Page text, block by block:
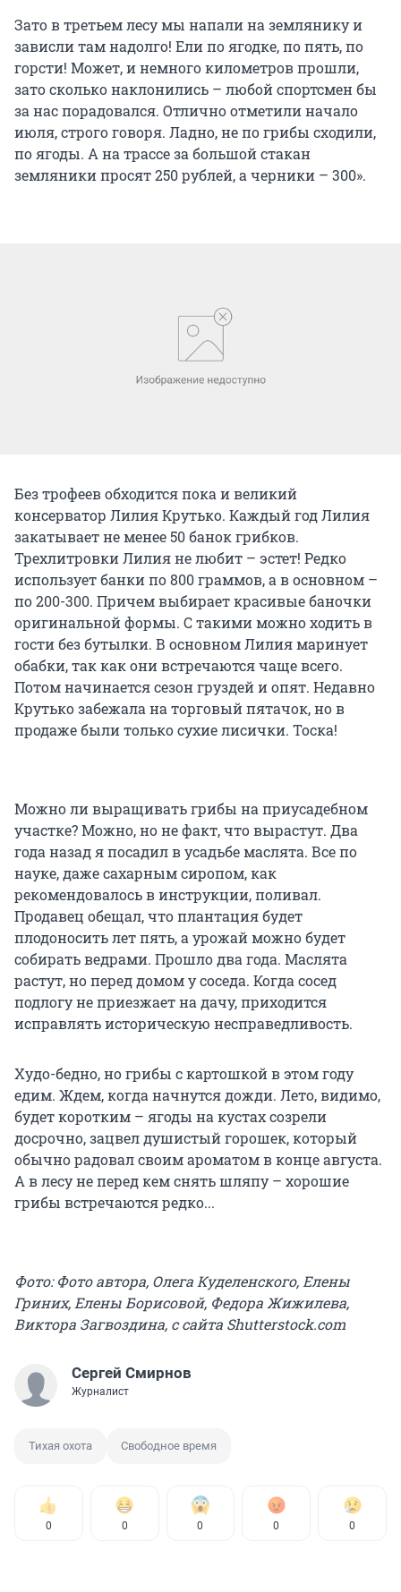
Зато в третьем лесу мы напали на землянику и
зависли там надолго! Ели по ягодке, по пять, по
горсти! Может, и немного километров прошли,
зато сколько наклонились – любой спортсмен бы
за нас порадовался. Отлично отметили начало
июля, строго говоря. Ладно, не по грибы сходили,
по ягоды. А на трассе за большой стакан
земляники просят 250 рублей, а черники – 300».
Без трофеев обходится пока и великий
консерватор Лилия Крутько. Каждый год Лилия
закатывает не менее 50 банок грибков.
Трехлитровки Лилия не любит – эстет! Редко
использует банки по 800 граммов, а в основном –
по 200-300. Причем выбирает красивые баночки
оригинальной формы. С такими можно ходить в
гости без бутылки. В основном Лилия маринует
обабки, так как они встречаются чаще всего.
Потом начинается сезон груздей и опят. Недавно
Крутько забежала на торговый пятачок, но в
продаже были только сухие лисички. Тоска!
Можно ли выращивать грибы на приусадебном
участке? Можно, но не факт, что вырастут. Два
года назад я посадил в усадьбе маслята. Все по
науке, даже сахарным сиропом, как
рекомендовалось в инструкции, поливал.
Продавец обещал, что плантация будет
плодоносить лет пять, а урожай можно будет
собирать ведрами. Прошло два года. Маслята
растут, но перед домом у соседа. Когда сосед
подлогу не приезжает на дачу, приходится
исправлять историческую несправедливость.
Худо-бедно, но грибы с картошкой в этом году
едим. Ждем, когда начнутся дожди. Лето, видимо,
будет коротким – ягоды на кустах созрели
досрочно, зацвел душистый горошек, который
обычно радовал своим ароматом в конце августа.
А в лесу не перед кем снять шляпу – хорошие
грибы встречаются редко...
Фото: Фото автора, Олега Куделенского, Елены
Гриних, Елены Борисовой, Федора Жижилева,
Виктора Загвоздина, с сайта Shutterstock.com
Сергей Смирнов
Журналист
Тихая охота Свободное время
0 0 0 0 0